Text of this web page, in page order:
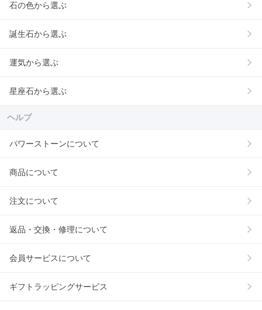
石の色から選ぶ
誕生石から選ぶ
運気から選ぶ
星座石から選ぶ
ヘルプ
パワーストーンについて
商品について
注文について
返品・交換・修理について
会員サービスについて
ギフトラッピングサービス